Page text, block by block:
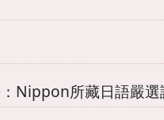
Nippon所藏日語嚴選